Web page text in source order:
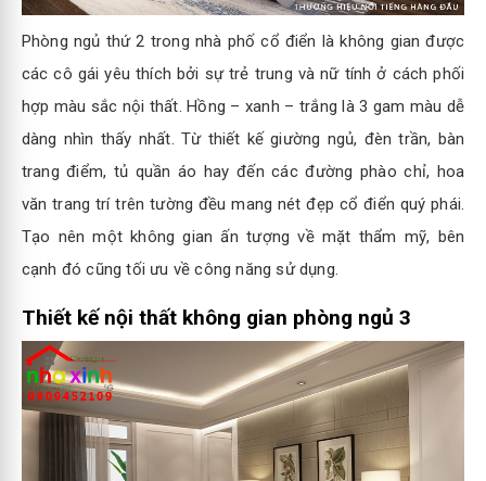
Phòng ngủ thứ 2 trong nhà phố cổ điển là không gian được
các cô gái yêu thích bởi sự trẻ trung và nữ tính ở cách phối
hợp màu sắc nội thất. Hồng – xanh – trắng là 3 gam màu dễ
dàng nhìn thấy nhất. Từ thiết kế giường ngủ, đèn trần, bàn
trang điểm, tủ quần áo hay đến các đường phào chỉ, hoa
văn trang trí trên tường đều mang nét đẹp cổ điển quý phái.
Tạo nên một không gian ấn tượng về mặt thẩm mỹ, bên
cạnh đó cũng tối ưu về công năng sử dụng.
Thiết kế nội thất không gian phòng ngủ 3